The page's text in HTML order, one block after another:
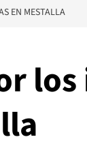
EN MESTALLA